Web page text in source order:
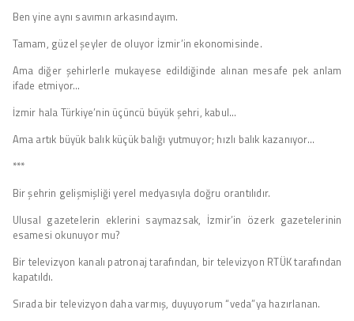
Ben yine aynı savımın arkasındayım.
Tamam, güzel şeyler de oluyor İzmir’in ekonomisinde.
Ama diğer şehirlerle mukayese edildiğinde alınan mesafe pek anlam
ifade etmiyor…
İzmir hala Türkiye’nin üçüncü büyük şehri, kabul…
Ama artık büyük balık küçük balığı yutmuyor; hızlı balık kazanıyor…
***
Bir şehrin gelişmişliği yerel medyasıyla doğru orantılıdır.
Ulusal gazetelerin eklerini saymazsak, İzmir’in özerk gazetelerinin
esamesi okunuyor mu?
Bir televizyon kanalı patronaj tarafından, bir televizyon RTÜK tarafından
kapatıldı.
Sırada bir televizyon daha varmış, duyuyorum “veda”ya hazırlanan.